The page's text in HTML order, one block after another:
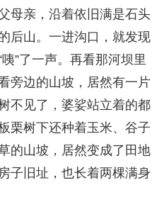
母亲，沿着依旧满是石头
后山。一进沟口，就发现
”了一声。再看那河坝里
旁边的山坡，居然有一片
不见了，婆娑站立着的都
栗树下还种着玉米、谷子
的山坡，居然变成了田地
子旧址，也长着两棵满身